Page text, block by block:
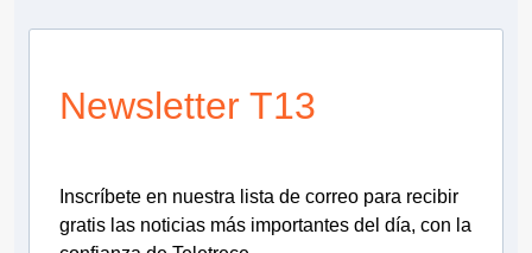
Newsletter T13
Inscríbete en nuestra lista de correo para recibir
gratis las noticias más importantes del día, con la